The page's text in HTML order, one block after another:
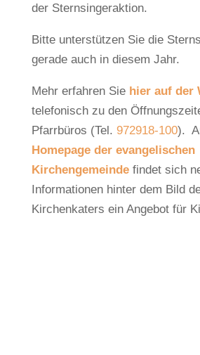
der Sternsingeraktion.
Bitte unterstützen Sie die
gerade auch in diesem Jahr.
Mehr erfahren Sie hier auf der
telefonisch zu den
Pfarrbüros (Tel. 972918-100).
Homepage der evangelischen
Kirchengemeindefindet sich
Informationen hinter dem Bild
Kirchenkaters ein Angebot für